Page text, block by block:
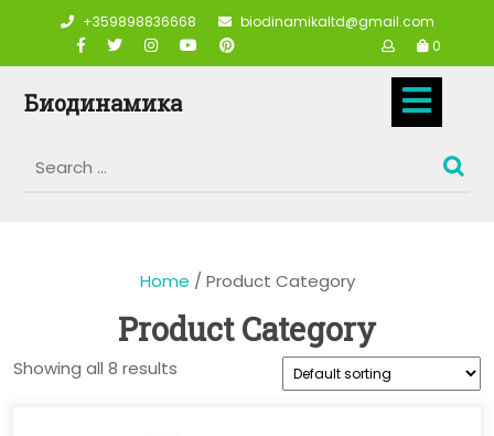
+359898836668
biodinamikaltd@gmail.com
0
Биодинамика
Home / Product Category
Product Category
Showing all 8 results